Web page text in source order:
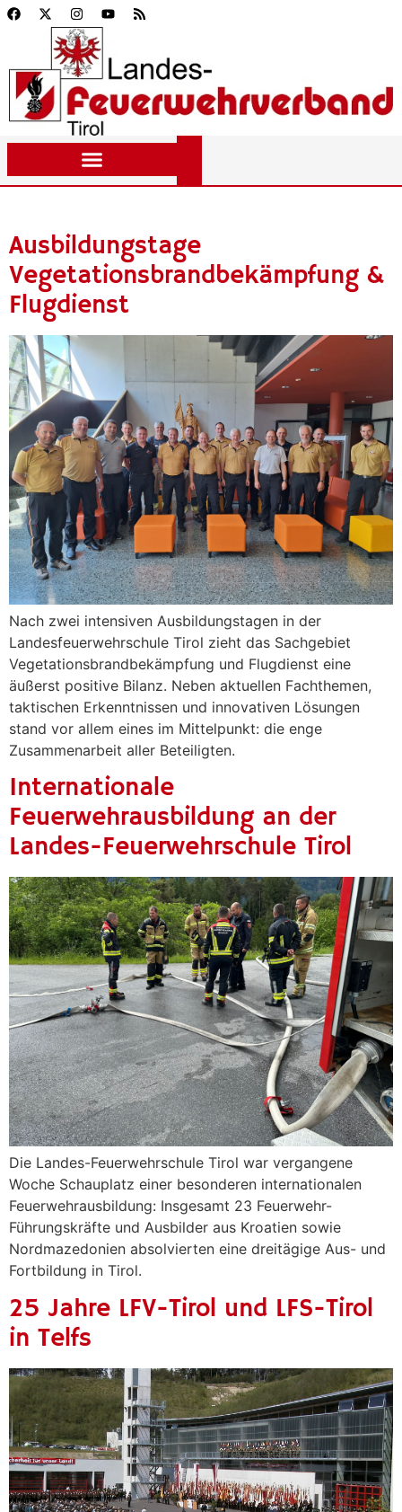
Ausbildungstage
Vegetationsbrandbekämpfung &
Flugdienst
Nach zwei intensiven Ausbildungstagen in der
Landesfeuerwehrschule Tirol zieht das Sachgebiet
Vegetationsbrandbekämpfung und Flugdienst eine
äußerst positive Bilanz. Neben aktuellen Fachthemen,
taktischen Erkenntnissen und innovativen Lösungen
stand vor allem eines im Mittelpunkt: die enge
Zusammenarbeit aller Beteiligten.
Internationale
Feuerwehrausbildung an der
Landes-Feuerwehrschule Tirol
Die Landes-Feuerwehrschule Tirol war vergangene
Woche Schauplatz einer besonderen internationalen
Feuerwehrausbildung: Insgesamt 23 Feuerwehr-
Führungskräfte und Ausbilder aus Kroatien sowie
Nordmazedonien absolvierten eine dreitägige Aus- und
Fortbildung in Tirol.
25 Jahre LFV-Tirol und LFS-Tirol
in Telfs